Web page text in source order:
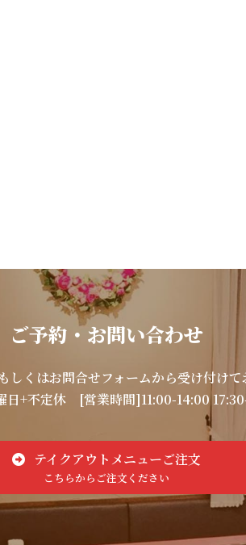
ご予約・お問い合わせ
しくはお問合せフォームから受け付けて
日+不定休 [営業時間]11:00-14:00
テイクアウトメニューご注文
こちらからご注文ください